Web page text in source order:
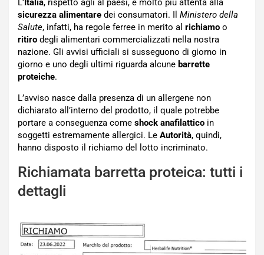
L’Italia, rispetto agli al paesi, è molto più attenta alla
sicurezza alimentare dei consumatori. Il Ministero della
Salute, infatti, ha regole ferree in merito al richiamo o
ritiro degli alimentari commercializzati nella nostra
nazione. Gli avvisi ufficiali si susseguono di giorno in
giorno e uno degli ultimi riguarda alcune barrette
proteiche.
L’avviso nasce dalla presenza di un allergene non
dichiarato all’interno del prodotto, il quale potrebbe
portare a conseguenza come shock anafilattico in
soggetti estremamente allergici. Le Autorità, quindi,
hanno disposto il richiamo del lotto incriminato.
Richiamata barretta proteica: tutti i
dettagli